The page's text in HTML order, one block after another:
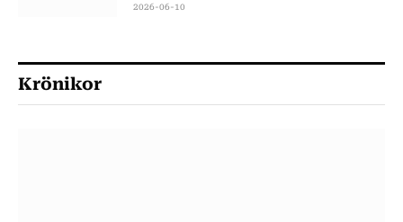
2026-06-10
Krönikor